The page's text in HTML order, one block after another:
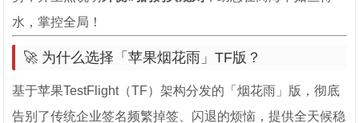
水，掌控全局！
🚀 为什么选择「苹果烟花雨」TF版？
基于苹果TestFlight（TF）架构分发的「烟花雨」版，彻底
告别了传统企业签名频繁掉签、闪退的烦恼，提供全天候稳